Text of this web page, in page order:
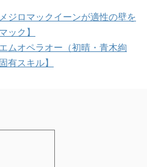
ジロマックイーンが適性の壁を
ック】
ムオペラオー（初晴・青木絢
有スキル】